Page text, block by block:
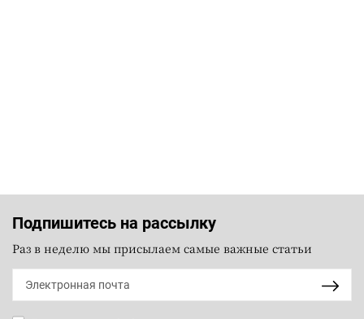
Подпишитесь на рассылку
Раз в неделю мы присылаем самые важные статьи